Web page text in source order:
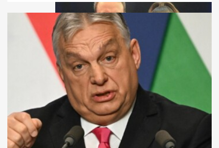
Most Ördög Nóráék füredi
kisboltjával van probléma